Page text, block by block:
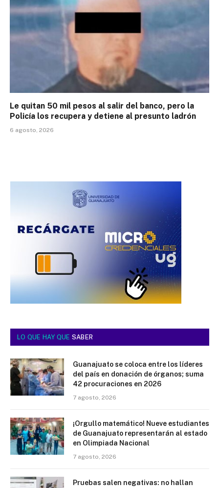
Le quitan 50 mil pesos al salir del banco, pero la
Policía los recupera y detiene al presunto ladrón
6 agosto, 2026
LO QUE HAY QUE SABER
Guanajuato se coloca entre los líderes
del país en donación de órganos; suma
42 procuraciones en 2026
7 agosto, 2026
¡Orgullo matemático! Nueve estudiantes
de Guanajuato representarán al estado
en Olimpiada Nacional
7 agosto, 2026
Pruebas salen negativas: no hallan